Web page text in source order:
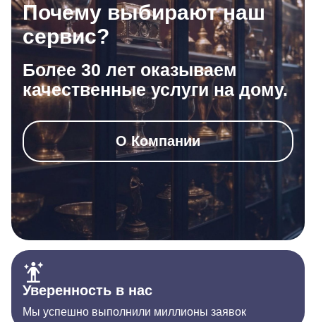
Почему выбирают наш
сервис?
Более 30 лет оказываем
качественные услуги на дому.
О Компании
Уверенность в нас
Мы успешно выполнили миллионы заявок